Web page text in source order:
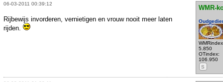
06-03-2011 00:39:12
WMR-
5.850
OTindex:
106.950
S
Rijbewijs invorderen, vernietigen en vrouw nooit meer laten
rijden.